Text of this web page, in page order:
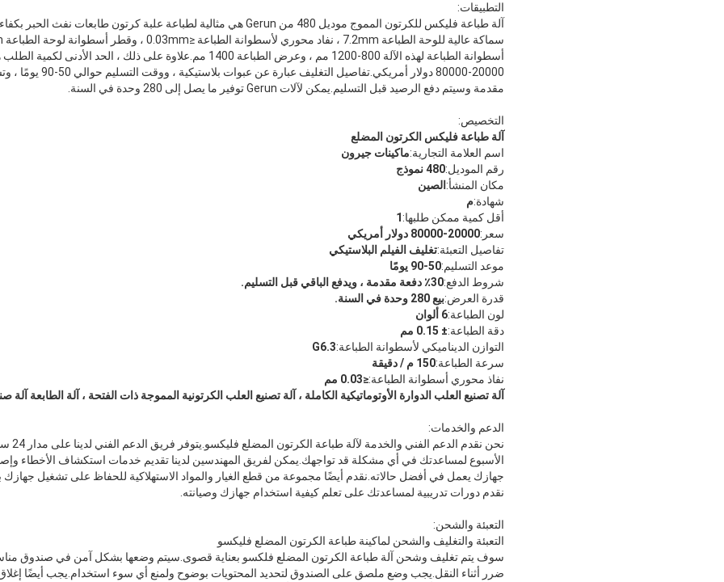
التطبيقات:
مقدمة وسيتم دفع الرصيد قبل التسليم.يمكن لآلات Gerun توفير ما يصل إلى 280 وحدة في السنة.
التخصيص:
آلة طباعة فليكس الكرتون المضلع
اسم العلامة التجارية:ماكينات جيرون
رقم الموديل:480 نموذج
مكان المنشأ: الصين
شهادة:م
أقل كمية ممكن طلبها: 1
سعر:20000-80000 دولار أمريكي
تفاصيل التعبئة:تغليف الفيلم البلاستيكي
موعد التسليم:50-90 يومًا
شروط الدفع:30٪ دفعة مقدمة ، ويدفع الباقي قبل التسليم.
قدرة العرض:بيع 280 وحدة في السنة.
لون الطباعة:6 ألوان
دقة الطباعة:± 0.15 مم
التوازن الديناميكي لأسطوانة الطباعة:G6.3
سرعة الطباعة:150 م / دقيقة
نفاذ محوري أسطوانة الطباعة:≤0.03 مم
آلة تصنيع العلب الدوارة الأوتوماتيكية الكاملة ، آلة تصنيع العلب الكرتونية المموجة ذات الفتحة ، آلة الطابعة آلة
الدعم والخدمات:
الأسبوع لمساعدتك في أي مشكلة قد تواجهك.يمكن لفريق المهندسين لدينا تقديم خدمات استكشاف الأخطاء
جهازك يعمل في أفضل حالاته.نقدم أيضًا مجموعة من قطع الغيار والمواد الاستهلاكية للحفاظ على تشغيل جهازك
نقدم دورات تدريبية لمساعدتك على تعلم كيفية استخدام جهازك وصيانته.
التعبئة والشحن:
التعبئة والتغليف والشحن لماكينة طباعة الكرتون المضلع فليكسو
سوف يتم تغليف وشحن آلة طباعة الكرتون المضلع فلكسو بعناية قصوى.سيتم وضعها بشكل آمن في صندوق
ضرر أثناء النقل.يجب وضع ملصق على الصندوق لتحديد المحتويات بوضوح ولمنع أي سوء استخدام.يجب أيضًا